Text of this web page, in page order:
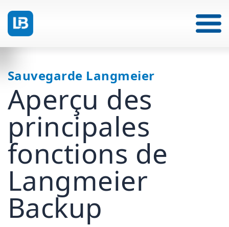
Sauvegarde Langmeier
Aperçu des
principales
fonctions de
Langmeier
Backup